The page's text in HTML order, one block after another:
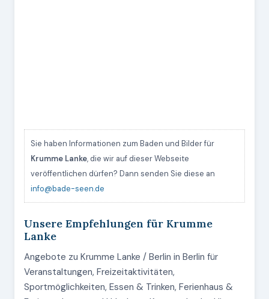
Sie haben Informationen zum Baden und Bilder für
Krumme Lanke, die wir auf dieser Webseite
veröffentlichen dürfen? Dann senden Sie diese an
info@bade-seen.de
Unsere Empfehlungen für Krumme
Lanke
Angebote zu Krumme Lanke / Berlin in Berlin für
Veranstaltungen, Freizeitaktivitäten,
Sportmöglichkeiten, Essen & Trinken, Ferienhaus &